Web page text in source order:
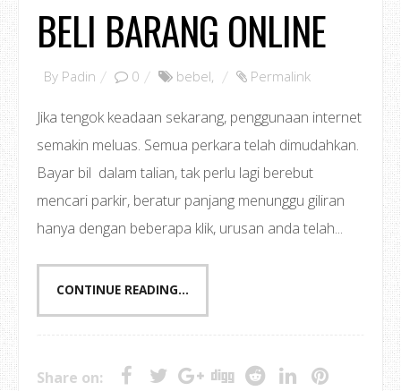
BELI BARANG ONLINE
By Padin 0 bebel, Permalink
Jika tengok keadaan sekarang, penggunaan internet
semakin meluas. Semua perkara telah dimudahkan.
Bayar bil dalam talian, tak perlu lagi berebut
mencari parkir, beratur panjang menunggu giliran
hanya dengan beberapa klik, urusan anda telah...
CONTINUE READING...
Share on: